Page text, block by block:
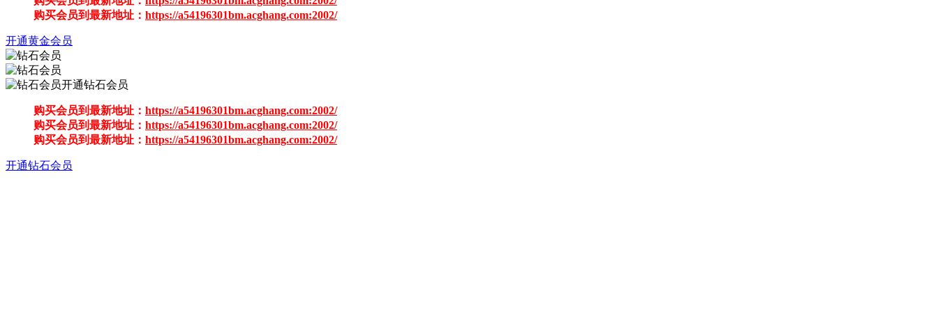
购买会员到最新地址： https://a54196301bm.acghang.com:2002/
开通黄金会员
开通钻石会员
购买会员到最新地址： https://a54196301bm.acghang.com:2002/
购买会员到最新地址： https://a54196301bm.acghang.com:2002/
购买会员到最新地址： https://a54196301bm.acghang.com:2002/
开通钻石会员